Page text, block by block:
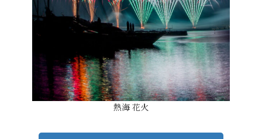
熱海 花火